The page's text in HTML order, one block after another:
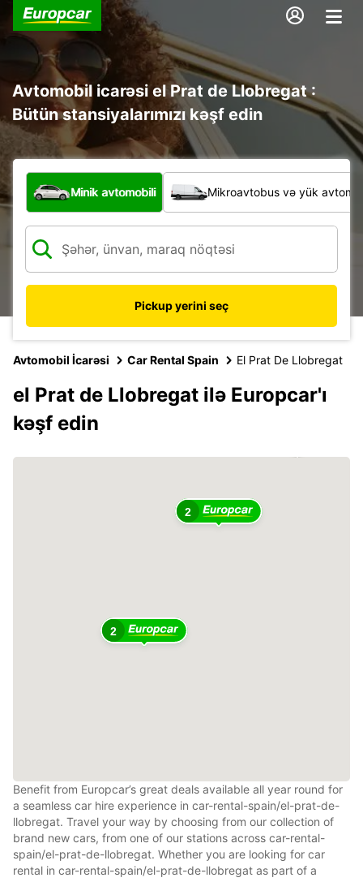
Avtomobil icarəsi el Prat de Llobregat :
Bütün stansiyalarımızı kəşf edin
Hansı növ nəqliyyat vasitəsi?
Minik avtomobili Mikroavtobus və yük
Pickup yerini seç
Avtomobil İcarəsi Car Rental Spain El Prat De Llobregat
el Prat de Llobregat ilə Europcar'ı
kəşf edin
2
2
Benefit from Europcar’s great deals available all year round for
a seamless car hire experience in car-rental-spain/el-prat-de-
llobregat. Travel your way by choosing from our collection of
brand new cars, from one of our stations across car-rental-
spain/el-prat-de-llobregat. Whether you are looking for car
rental in car-rental-spain/el-prat-de-llobregat as part of a